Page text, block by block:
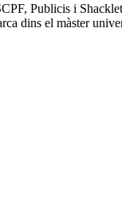
Publicis i
dins el màster